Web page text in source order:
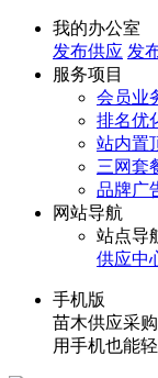
我的办公室
发布供应 发
服务项目
会员业
排名优
站内置
三网套
品牌广
网站导航
站点导
供应中
手机版
苗木供应采
用手机也能